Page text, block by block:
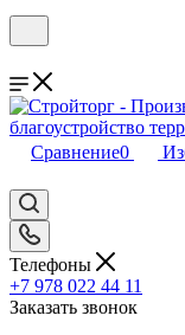
Сравнение0
Телефоны
+7 978 022 44 11
Заказать звонок